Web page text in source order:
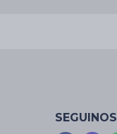
SEGUINOS